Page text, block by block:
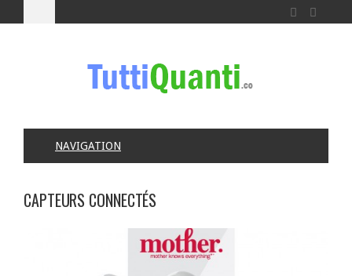
NAVIGATION
CAPTEURS CONNECTÉS